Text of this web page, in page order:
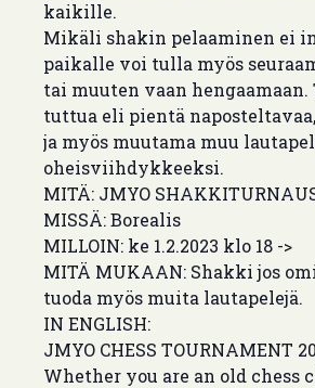
kaikille.
Mikäli shakin pelaaminen ei
paikalle voi tulla myös
tai muuten vaan hengaamaan.
tuttua eli pientä
ja myös muutama muu
oheisviihdykkeeksi.
MITÄ: JMYO
MISSÄ: Borealis
MILLOIN: ke 1.2.2023 klo 18 ->
MITÄ MUKAAN: Shakki jos
tuoda myös muita lautapelejä.
IN ENGLISH:
JMYO CHESS TOURNAMENT
Whether you are an old chess